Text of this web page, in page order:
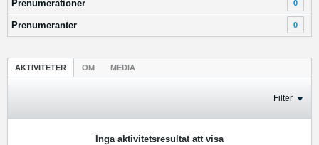
Prenumerationer 0
Prenumeranter 0
AKTIVITETER OM MEDIA
Filter
Inga aktivitetsresultat att visa